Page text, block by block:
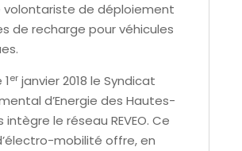
volontariste de déploiement
de recharge pour véhicules
er janvier 2018 le Syndicat
d’Energie des Hautes-
intègre le réseau REVEO. Ce
mobilité offre, en